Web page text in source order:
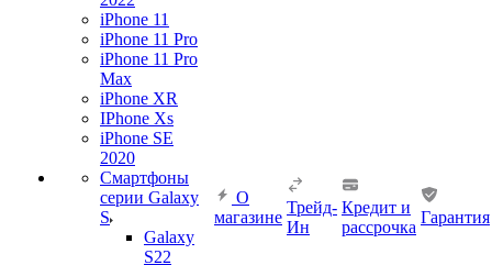
iPhone 11
iPhone 11 Pro
iPhone 11 Pro
Max
iPhone XR
IPhone Xs
iPhone SE
2020
Смартфоны
серии Galaxy
S
Galaxy
S22
О
магазине
Трейд-
Ин
Кредит и
рассрочка
Гарантия